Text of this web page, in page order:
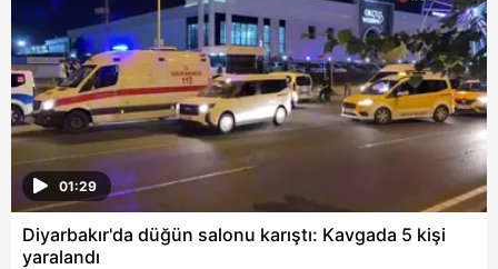
01:29
Diyarbakır'da düğün salonu karıştı: Kavgada 5 kişi
yaralandı